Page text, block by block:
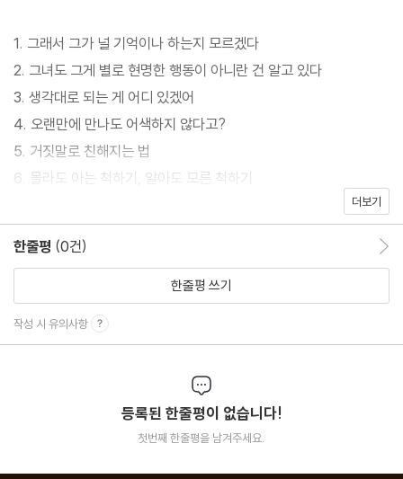
1. 그래서 그가 널 기억이나 하는지 모르겠다
2. 그녀도 그게 별로 현명한 행동이 아니란 건 알고 있다
3. 생각대로 되는 게 어디 있겠어
4. 오랜만에 만나도 어색하지 않다고?
5. 거짓말로 친해지는 법
6. 몰라도 아는 척하기, 알아도 모른 척하기
9. 여전히 나쁜 그놈
10. 그래봐야 그가 누군지 떠올릴 턱이 없다
11. 뜻밖의 조력자
12. 마침내 기다렸던 기회가 찾아오고
15. 어쩌다 보면 미운 정이라도 생기기 마련이니까
16. 없느니만 못한 도움
17. 사공이 많으면 배가 산으로 간다지
더보기
한줄평 (0건)
한줄평 쓰기
작성 시 유의사항
등록된 한줄평이 없습니다!
첫번째 한줄평을 남겨주세요.